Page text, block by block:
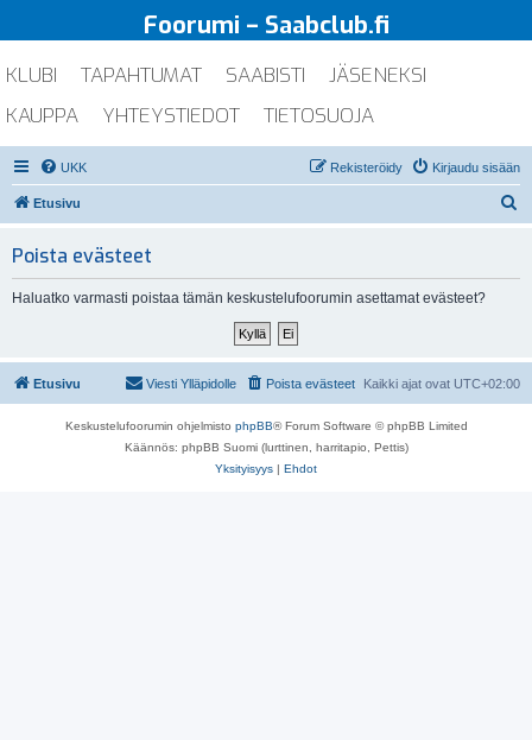
Foorumi – Saabclub.fi
KLUBI TAPAHTUMAT SAABISTI
JÄSENEKSI
KAUPPA
YHTEYSTIEDOT TIETOSUOJA
UKK Kirjaudu sisään
Rekisteröidy
Etusivu
Poista evästeet
Haluatko varmasti poistaa tämän keskustelufoorumin asettamat evästeet?
Etusivu Kaikki ajat ovat UTC+02:00
Poista evästeet
Viesti Ylläpidolle
Keskustelufoorumin ohjelmisto phpBB® Forum Software © phpBB Limited
Käännös: phpBB Suomi (lurttinen, harritapio, Pettis)
Yksityisyys | Ehdot